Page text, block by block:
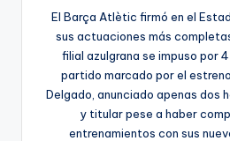
El Barça Atlètic firmó en el
sus actuaciones más
filial azulgrana se impuso por
partido marcado por el
Delgado, anunciado apenas dos
y titular pese a haber
entrenamientos con sus